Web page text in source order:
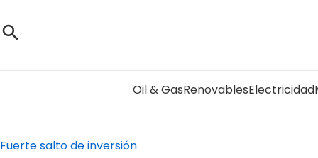
Oil & GasRenovablesElectricidad
Fuerte salto de inversión